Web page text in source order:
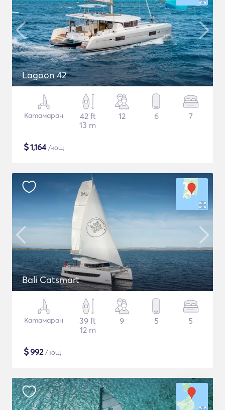
Lagoon 42
Катамаран
42 ft
13 m
12 6 7
$1,164/нощ
Bali Catsmart
Катамаран
39 ft
12 m
9 5 5
$992/нощ